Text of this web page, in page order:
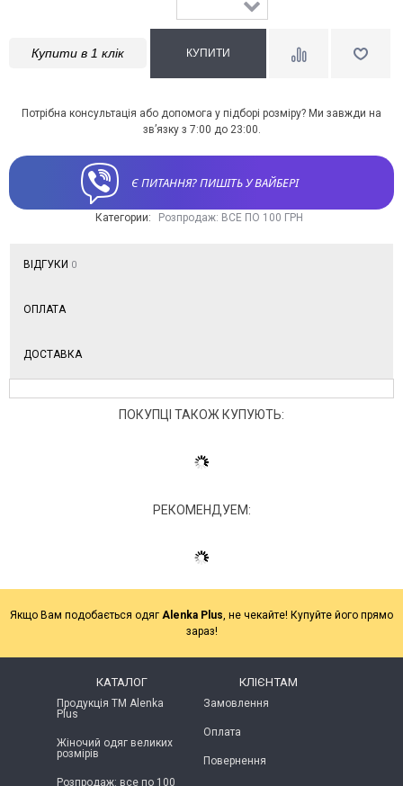
Купити в 1 клік
Потрібна консультація або допомога у підборі розміру? Ми завжди на
зв’язку з 7:00 до 23:00.
Є ПИТАННЯ? ПИШІТЬ У ВАЙБЕРІ
Категории: Розпродаж: ВСЕ ПО 100 ГРН
ВІДГУКИ 0
ОПЛАТА
ДОСТАВКА
ПОКУПЦІ ТАКОЖ КУПУЮТЬ:
РЕКОМЕНДУЕМ:
Якщо Вам подобається одяг Alenka Plus, не чекайте! Купуйте його прямо
зараз!
КАТАЛОГ
Продукція ТМ Alenka
Plus
Жіночий одяг великих
розмірів
Розпродаж: все по 100
КЛІЄНТАМ
Замовлення
Оплата
Повернення